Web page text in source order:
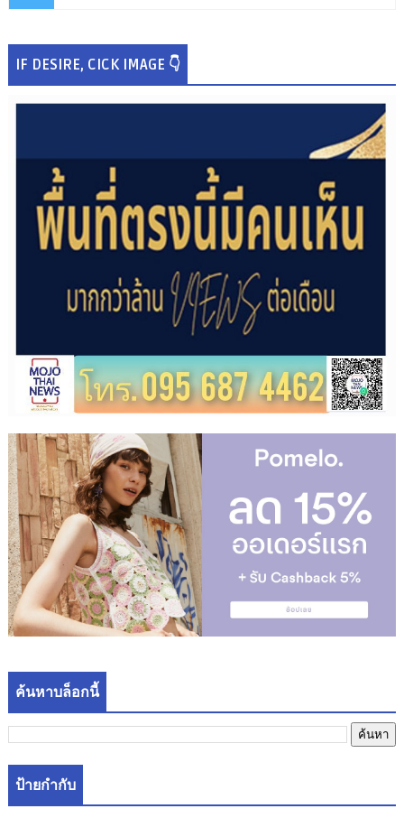
IF DESIRE, CICK IMAGE 👇
ค้นหาบล็อกนี้
ป้ายกำกับ